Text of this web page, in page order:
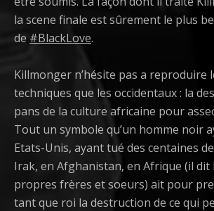
la scene finale est sûrement le plus
de #BlackLove.
Killmonger n’hésite pas a reproduire
techniques que les occidentaux : la
pans de la culture africaine pour
Tout un symbole qu’un homme noir
Etats-Unis, ayant tué des centaines
Irak, en Afghanistan, en Afrique (il dit
propres frères et soeurs) ait pour
tant que roi la destruction de ce qui